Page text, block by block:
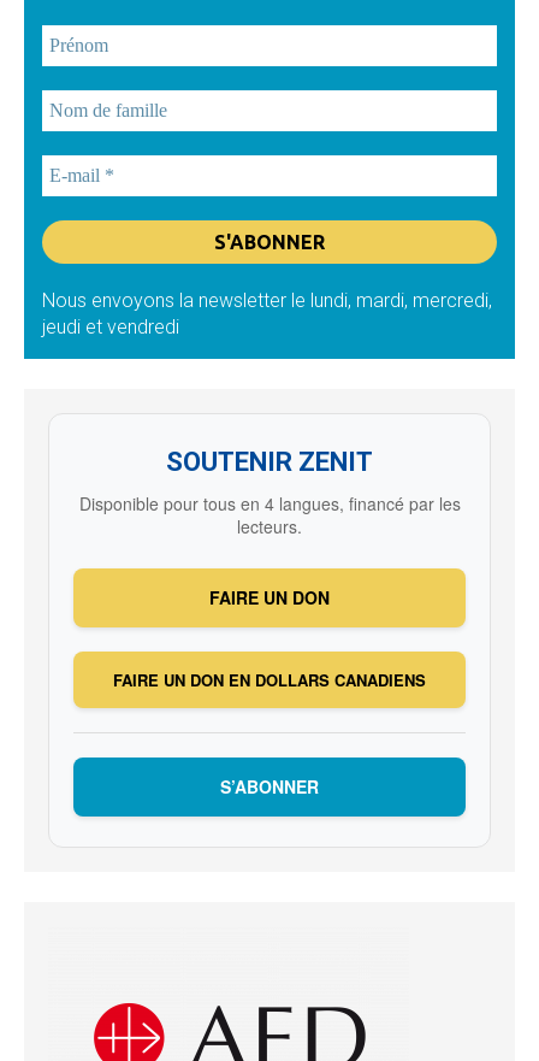
Nous envoyons la newsletter le lundi, mardi, mercredi,
jeudi et vendredi
SOUTENIR ZENIT
Disponible pour tous en 4 langues, financé par les
lecteurs.
FAIRE UN DON
FAIRE UN DON EN DOLLARS CANADIENS
S’ABONNER